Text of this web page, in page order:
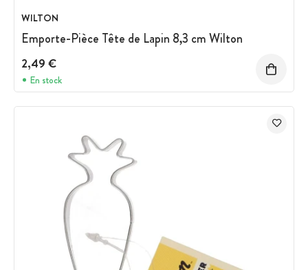
WILTON
Emporte-Pièce Tête de Lapin 8,3 cm Wilton
2,49 €
En stock